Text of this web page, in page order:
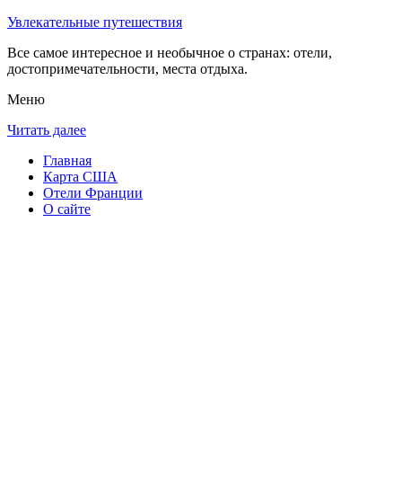
Увлекательные путешествия
Все самое интересное и необычное о странах: отели,
достопримечательности, места отдыха.
Меню
Читать далее
Главная
Карта США
Отели Франции
О сайте